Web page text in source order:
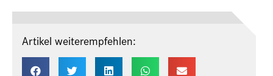
Artikel weiterempfehlen: